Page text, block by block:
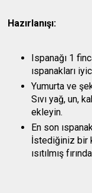
Hazırlanışı:
Ispanağı 1
ıspanakları
Yumurta ve
Sıvı yağ, un,
ekleyin.
En son
İstediğiniz bir
ısıtılmış